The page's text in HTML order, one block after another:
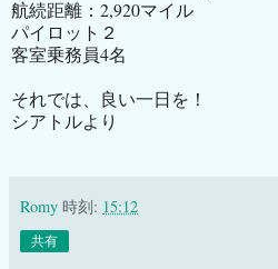
航続距離： 2,920マイル
パイロット２
客室乗務員4名
それでは、良い一日を！
シアトルより
Romy 時刻: 15:12
共有